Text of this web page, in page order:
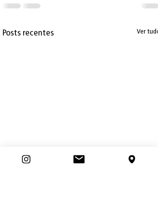
Posts recentes Ver tudo